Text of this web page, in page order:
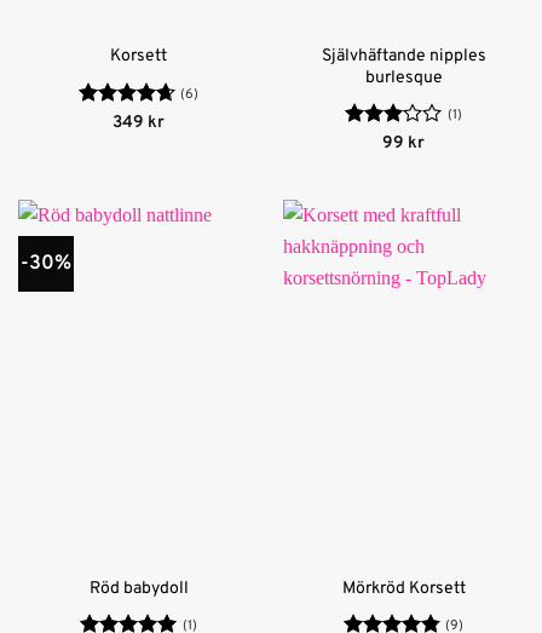
Korsett
Betygsatt
(6)
349 kr
Självhäftande nipples
burlesque
Betygsatt
(1)
99 kr
-30%
Röd babydoll
(1)
Mörkröd Korsett
(9)